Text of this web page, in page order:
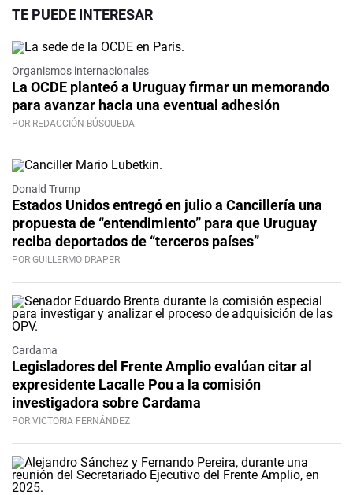
TE PUEDE INTERESAR
Organismos internacionales
La OCDE planteó a Uruguay firmar un memorando
para avanzar hacia una eventual adhesión
POR REDACCIÓN BÚSQUEDA
Donald Trump
Estados Unidos entregó en julio a Cancillería una
propuesta de “entendimiento” para que Uruguay
reciba deportados de “terceros países”
POR GUILLERMO DRAPER
Cardama
Legisladores del Frente Amplio evalúan citar al
expresidente Lacalle Pou a la comisión
investigadora sobre Cardama
POR VICTORIA FERNÁNDEZ